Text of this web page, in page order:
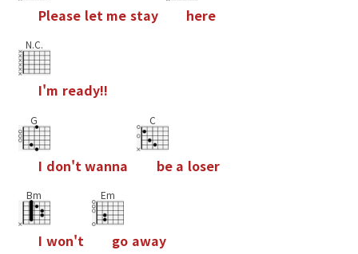
Please let me stay here
N.C.
I'm ready!!
G
I don't wanna
C
be a loser
Bm
I won't
Em
go away